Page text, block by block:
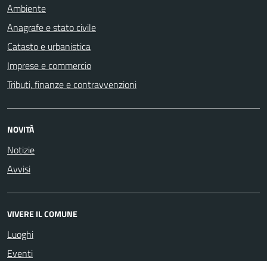
Ambiente
Anagrafe e stato civile
Catasto e urbanistica
Imprese e commercio
Tributi, finanze e contravvenzioni
NOVITÀ
Notizie
Avvisi
VIVERE IL COMUNE
Luoghi
Eventi